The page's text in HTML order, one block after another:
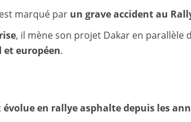
marqué par un grave accident au
, il mène son projet Dakar en parallèle
européen.
évolue en rallye asphalte depuis les